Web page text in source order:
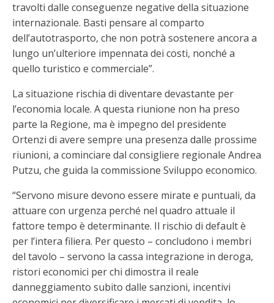
travolti dalle conseguenze negative della situazione
internazionale. Basti pensare al comparto
dell’autotrasporto, che non potrà sostenere ancora a
lungo un’ulteriore impennata dei costi, nonché a
quello turistico e commerciale”.
La situazione rischia di diventare devastante per
l’economia locale. A questa riunione non ha preso
parte la Regione, ma è impegno del presidente
Ortenzi di avere sempre una presenza dalle prossime
riunioni, a cominciare dal consigliere regionale Andrea
Putzu, che guida la commissione Sviluppo economico.
“Servono misure devono essere mirate e puntuali, da
attuare con urgenza perché nel quadro attuale il
fattore tempo è determinante. Il rischio di default è
per l’intera filiera. Per questo – concludono i membri
del tavolo – servono la cassa integrazione in deroga,
ristori economici per chi dimostra il reale
danneggiamento subito dalle sanzioni, incentivi